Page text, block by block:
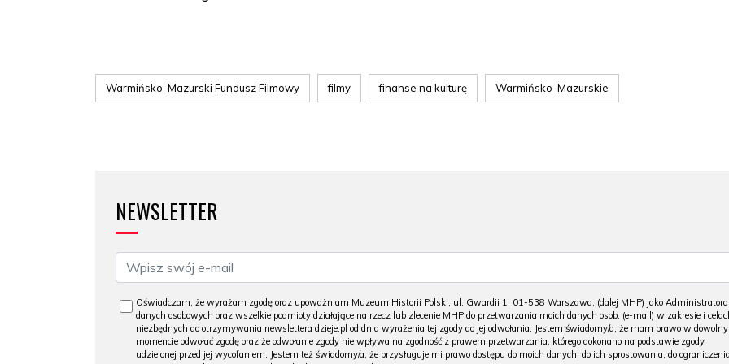
Warmińsko-Mazurski Fundusz Filmowy filmy finanse na kulturę Warmińsko-Mazurskie
NEWSLETTER
Oświadczam, że wyrażam zgodę oraz upoważniam Muzeum Historii Polski, ul. Gwardii 1, 01-538 Warszawa, (dalej MHP) jako Administratora
danych osobowych oraz wszelkie podmioty działające na rzecz lub zlecenie MHP do przetwarzania moich danych osob. (e-mail) w zakresie i
niezbędnych do otrzymywania newslettera dzieje.pl od dnia wyrażenia tej zgody do jej odwołania. Jestem świadomy/a, że mam prawo w
momencie odwołać zgodę oraz że odwołanie zgody nie wpływa na zgodność z prawem przetwarzania, którego dokonano na podstawie zgody
udzielonej przed jej wycofaniem. Jestem też świadomy/a, że przysługuje mi prawo dostępu do moich danych, do ich sprostowania, do ograniczenia